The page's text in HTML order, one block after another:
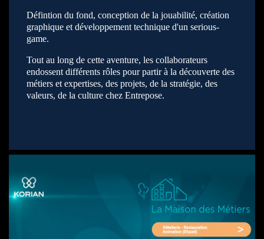
Défintion du fond, conception de la jouabilité, création
graphique et développement technique d'un serious-
game.
Tout au long de cette aventure, les collaborateurs
endossent différents rôles pour partir à la découverte des
métiers et expertises, des projets, de la stratégie, des
valeurs, de la culture chez Entrepose.